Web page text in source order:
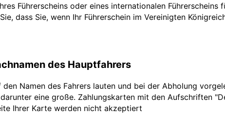
Führerscheins oder eines internationalen Führerscheins
dass Sie, wenn Ihr Führerschein im Vereinigten
des Hauptfahrers
Namen des Fahrers lauten und bei der Abholung
eine große. Zahlungskarten mit den Aufschriften
Ihrer Karte werden nicht akzeptiert